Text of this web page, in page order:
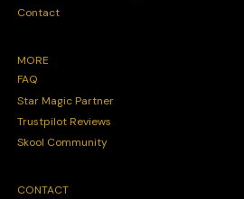
Contact
MORE
FAQ
Star Magic Partner
Trustpilot Reviews
Skool Community
CONTACT